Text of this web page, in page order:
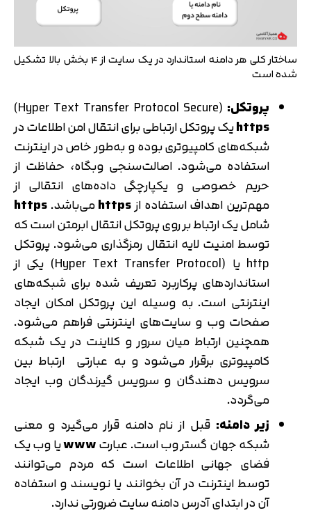
ساختار کلی هر دامنه استاندارد در یک سایت از ۴ بخش بالا تشکیل
شده است
پروتکل: (Hyper Text Transfer Protocol Secure)
httpsیک پروتکل ارتباطی برای انتقال امن اطلاعات در
شبکه‌های کامپیوتری بوده و به‌طور خاص در اینترنت
استفاده می‌شود. اصالت‌سنجی وبگاه، حفاظت از
حریم خصوصی و یکپارچگی داده‌های انتقالی از
مهم‌ترین اهداف استفاده ازhttps می‌باشد.https
شامل یک ارتباط بر روی پروتکل انتقال ابرمتن است که
توسط امنیت لایه انتقال رمزگذاری می‌شود. پروتکل
http یا (Hyper Text Transfer Protocol) یکی از
استانداردهای پرکاربرد تعریف شده برای شبکه‌های
اینترنتی است. به وسیله این پروتکل امکان ایجاد
صفحات وب و سایت‌های اینترنتی فراهم می‌شود.
همچنین ارتباط میان سرور و کلاینت در یک شبکه
کامپیوتری برقرار می‌شود و به عبارتی ارتباط بین
سرویس دهندگان و سرویس گیرندگان وب ایجاد
می‌گردد.
زیر دامنه: قبل از نام دامنه قرار می‌گیرد و معنی
شبکه جهان گستر وب است. عبارت
یا وب يک
فضای جهانی اطلاعات است که مردم می‌توانند
توسط اينترنت در آن بخوانند يا نويسند و استفاده
آن در ابتدای آدرس دامنه سایت ضرورتی ندارد.